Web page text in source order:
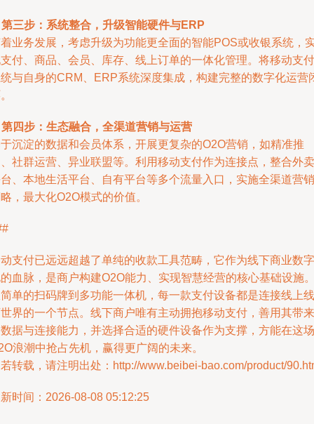
第三步：系统整合，升级智能硬件与ERP
业务发展，考虑升级为功能更全面的智能POS或收银系统，
付、商品、会员、库存、线上订单的一体化管理。将移动支付
与自身的CRM、ERP系统深度集成，构建完整的数字化运营
第四步：生态融合，全渠道营销与运营
沉淀的数据和会员体系，开展更复杂的O2O营销，如精准推
社群运营、异业联盟等。利用移动支付作为连接点，整合外卖
、本地生活平台、自有平台等多个流量入口，实施全渠道营销
，最大化O2O模式的价值。
支付已远远超越了单纯的收款工具范畴，它作为线下商业数字
血脉，是商户构建O2O能力、实现智慧经营的核心基础设施
单的扫码牌到多功能一体机，每一款支付设备都是连接线上线
界的一个节点。线下商户唯有主动拥抱移动支付，善用其带来
据与连接能力，并选择合适的硬件设备作为支撑，方能在这场
浪潮中抢占先机，赢得更广阔的未来。
转载，请注明出处：http://www.beibei-bao.com/product/
时间：2026-08-08 05:12:25